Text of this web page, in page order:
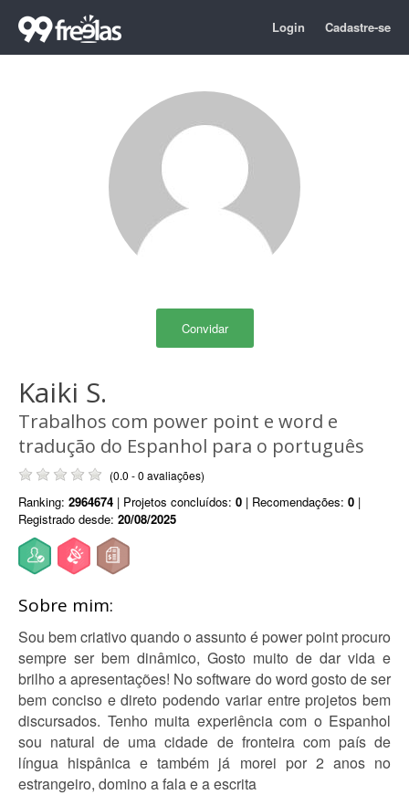
Login Cadastre-se
Convidar
Kaiki S.
Trabalhos com power point e word e
tradução do Espanhol para o português
(0.0 - 0 avaliações)
Ranking: 2964674 | Projetos concluídos: 0 | Recomendações: 0 |
Registrado desde: 20/08/2025
Sobre mim:
Sou bem criativo quando o assunto é power point procuro
sempre ser bem dinâmico, Gosto muito de dar vida e
brilho a apresentações! No software do word gosto de ser
bem conciso e direto podendo variar entre projetos bem
discursados. Tenho muita experiência com o Espanhol
sou natural de uma cidade de fronteira com país de
língua hispânica e também já morei por 2 anos no
estrangeiro, domino a fala e a escrita